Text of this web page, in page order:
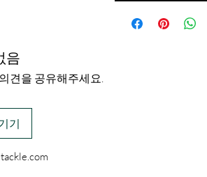
음
견을 공유해주세요.
기